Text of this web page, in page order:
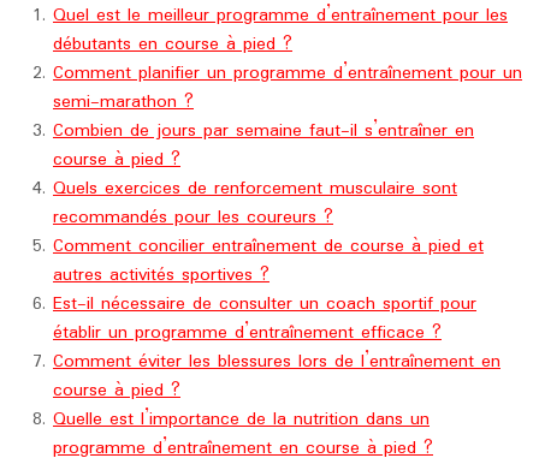
Quel est le meilleur programme d’entraînement pour les
débutants en course à pied ?
Comment planifier un programme d’entraînement pour un
semi-marathon ?
Combien de jours par semaine faut-il s’entraîner en
course à pied ?
Quels exercices de renforcement musculaire sont
recommandés pour les coureurs ?
Comment concilier entraînement de course à pied et
autres activités sportives ?
Est-il nécessaire de consulter un coach sportif pour
établir un programme d’entraînement efficace ?
Comment éviter les blessures lors de l’entraînement en
course à pied ?
Quelle est l’importance de la nutrition dans un
programme d’entraînement en course à pied ?